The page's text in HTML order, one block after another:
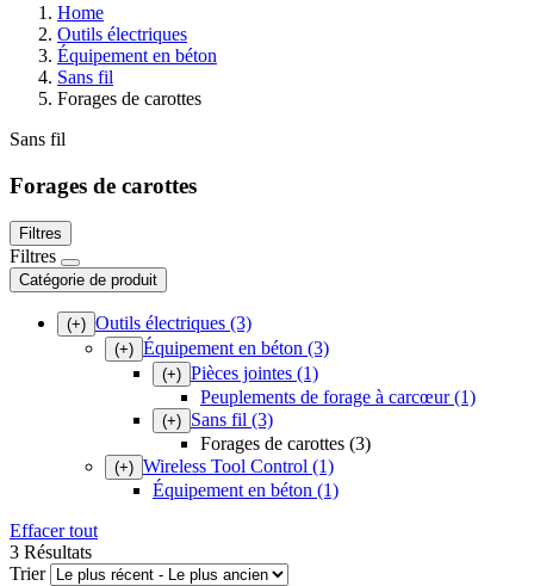
Home
Outils électriques
Équipement en béton
Sans fil
Forages de carottes
Sans fil
Forages de carottes
Filtres
Filtres
Catégorie de produit
(+) Outils électriques (3)
(+) Équipement en béton (3)
(+) Pièces jointes (1)
Peuplements de forage à carcœur (1)
(+) Sans fil (3)
Forages de carottes (3)
(+) Wireless Tool Control (1)
Équipement en béton (1)
Effacer tout
3 Résultats
Trier